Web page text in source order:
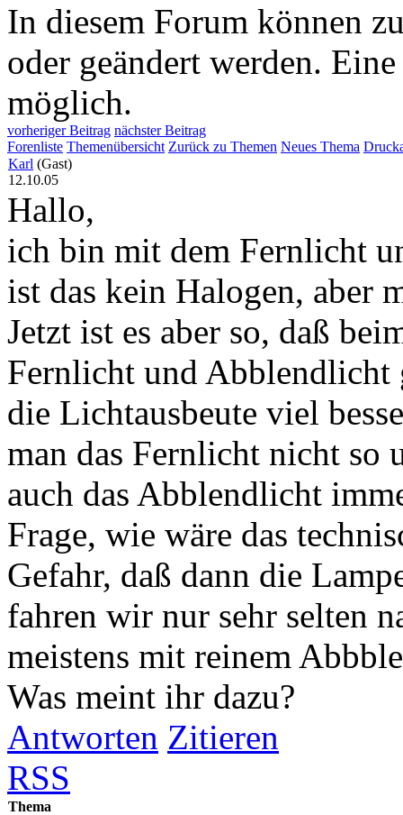
In diesem Forum können
oder geändert werden.
möglich.
vorheriger Beitrag nächster Beitrag
Forenliste Themenübersicht Zurück zu Themen Neues Thema
Karl (Gast)
12.10.05
Hallo,
ich bin mit dem Fernlicht
ist das kein Halogen, aber
Jetzt ist es aber so, daß
Fernlicht und Abblendlicht
die Lichtausbeute viel
man das Fernlicht nicht so
auch das Abblendlicht
Frage, wie wäre das
Gefahr, daß dann die
fahren wir nur sehr selten
meistens mit reinem
Was meint ihr dazu?
Antworten Zitieren
RSS
Thema